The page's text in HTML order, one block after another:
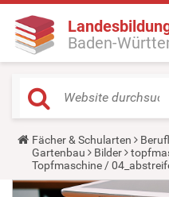
Baden-
Y
o
u
a
r
Fächer & Schularten
Gartenbau
Bilder
Topfmaschine /